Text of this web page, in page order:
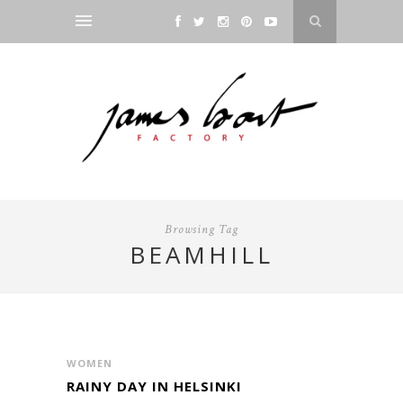
Browsing Tag
BEAMHILL
WOMEN
RAINY DAY IN HELSINKI